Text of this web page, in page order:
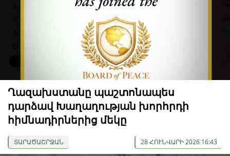
Ղազախստանը պաշտոնապես
դարձավ Խաղաղության խորհրդի
հիմնադիրներից մեկը
ՏԱՐԱԾԱՇՐՋԱՆ 28 ՀՈՒՆՎԱՐԻ 2026 16:43